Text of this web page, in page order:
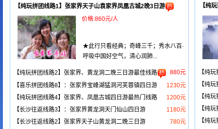
【纯玩拼团线路1】张家界天子山袁家界凤凰古城2晚3日游
价格:860元/人
★此行只看经典；奇峰三千；秀水八百·
呼吸中国好空气，清心润肺...
880元
【纯玩拼团线路2】张家界、黄龙洞二晚三日游最佳线路
1230元
【喜乐拼团线路8】：张家界宝峰湖猛洞河芙蓉镇四日游
1200元
【纯玩拼团线路4】张家界、凤凰古城四日游最热门线路
1180元
【长沙往返线路3】：张家界黄龙洞天门仙山四日游
780元
【长沙往返线路2】张家界天子山黄龙洞二晚三日游
【纯
【纯
【纯
【纯
【纯
【纯